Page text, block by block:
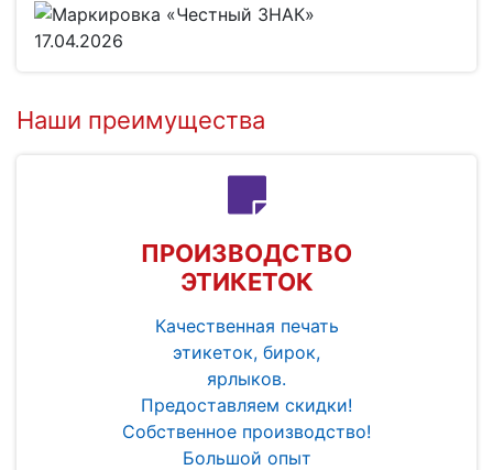
17.04.2026
Наши преимущества
ПРОИЗВОДСТВО
ЭТИКЕТОК
Качественная печать
этикеток, бирок,
ярлыков.
Предоставляем скидки!
Собственное производство!
Большой опыт